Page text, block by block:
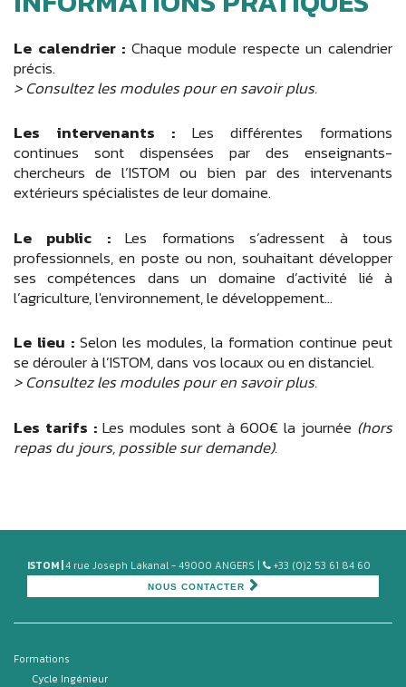
Le calendrier : Chaque module respecte un calendrier
précis.
> Consultez les modules pour en savoir plus.
Les intervenants : Les différentes formations
continues sont dispensées par des enseignants-
chercheurs de l’ISTOM ou bien par des intervenants
extérieurs spécialistes de leur domaine.
Le public :Les formations s’adressent à tous
professionnels, en poste ou non, souhaitant développer
ses compétences dans un domaine d’activité lié à
l’agriculture, l'environnement, le développement...
Le lieu : Selon les modules, la formation continue peut
se dérouler à l’ISTOM, dans vos locaux ou en distanciel.
> Consultez les modules pour en savoir plus.
Les tarifs : Les modules sont à 600€ la journée (hors
repas du jours, possible sur demande).
ISTOM | 4 rue Joseph Lakanal - 49000 ANGERS | +33 (0)2 53 61 84 60
NOUS CONTACTER
Formations
Cycle Ingénieur